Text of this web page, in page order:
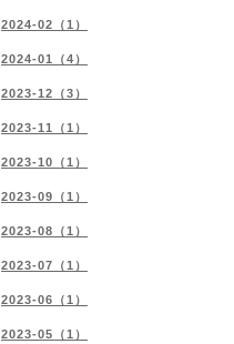
2024-02（1）
2024-01（4）
2023-12（3）
2023-11（1）
2023-10（1）
2023-09（1）
2023-08（1）
2023-07（1）
2023-06（1）
2023-05（1）